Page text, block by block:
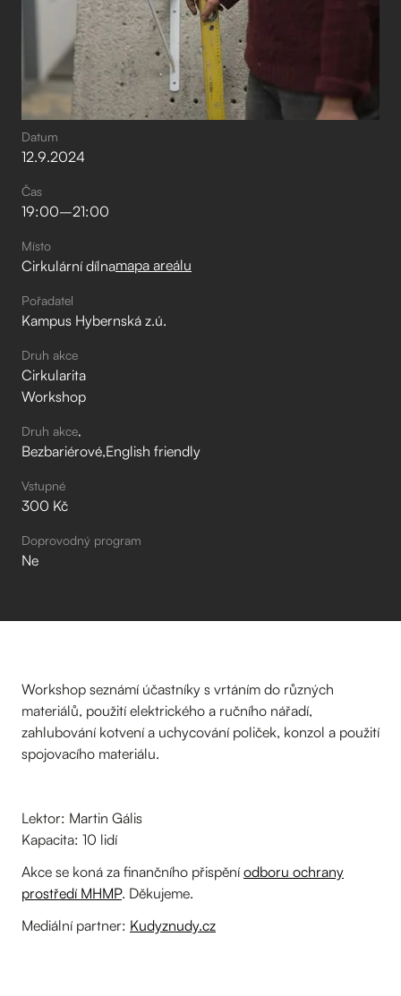
Datum
12.9.2024
Čas
19:00–⁠21:00
Místo
Cirkulární dílnamapa areálu
Pořadatel
Kampus Hybernská z.ú.
Druh akce
Cirkularita
Workshop
Druh akce
Bezbariérové English friendly
Vstupné
300 Kč
Doprovodný program
Ne
Workshop seznámí účastníky s vrtáním do různých
materiálů, použití elektrického a ručního nářadí,
zahlubování kotvení a uchycování poliček, konzol a použití
spojovacího materiálu.
Lektor: Martin Gális
Kapacita: 10 lidí
Akce se koná za finančního přispěníodboru ochrany
prostředí MHMP. Děkujeme.
Mediální partner: Kudyznudy.cz